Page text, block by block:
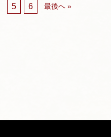
5 6 最後へ »